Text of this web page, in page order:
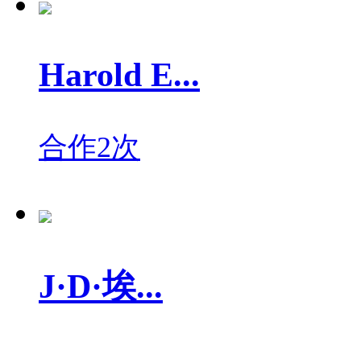
Harold E...
合作2次
J·D·埃...